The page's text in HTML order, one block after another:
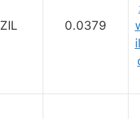
ZIL 0.0379